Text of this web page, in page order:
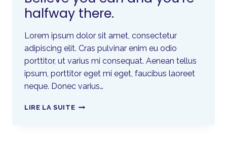
halfway there.
Lorem ipsum dolor sit amet, consectetur
adipiscing elit. Cras pulvinar enim eu odio
porttitor, ut varius mi consequat. Aenean tellus
ipsum, porttitor eget mi eget, faucibus laoreet
neque. Donec varius…
LIRE LA SUITE